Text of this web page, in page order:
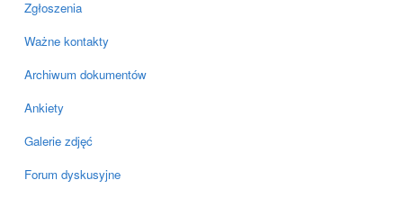
Zgłoszenia
Ważne kontakty
Archiwum dokumentów
Ankiety
Galerie zdjęć
Forum dyskusyjne